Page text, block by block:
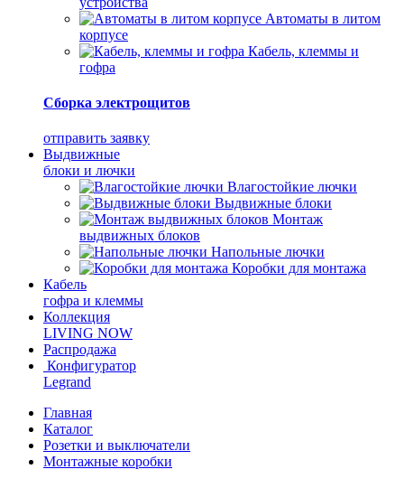
Автоматы в литом
корпусе
Кабель, клеммы и
гофра
Сборка электрощитов
отправить заявку
Выдвижные
блоки и лючки
Влагостойкие лючки
Выдвижные блоки
Монтаж
выдвижных блоков
Напольные лючки
Коробки для монтажа
Кабель
гофра и клеммы
Коллекция
LIVING NOW
Распродажа
Конфигуратор
Legrand
Главная
Каталог
Розетки и выключатели
Монтажные коробки